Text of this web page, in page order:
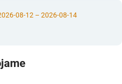
08-12 – 2026-08-14